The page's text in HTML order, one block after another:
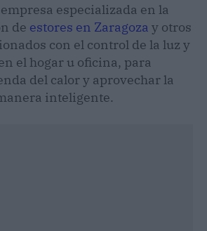
especializada en la
de estores en Zaragoza y otros
con el control de la luz y
el hogar u oficina, para
del calor y aprovechar la
inteligente.